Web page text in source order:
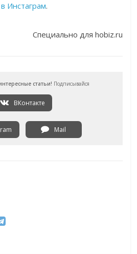
Инстаграм.
Специально для hobiz.ru
статьи! Подписывайся
ВКонтакте
Mail